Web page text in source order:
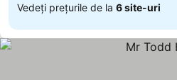
Vedeți prețurile de la 6 site-uri